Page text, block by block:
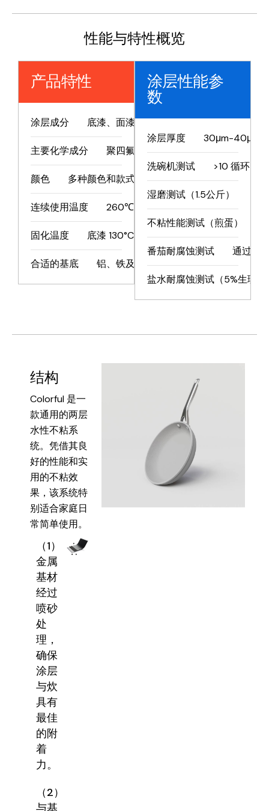
性能与特性概览
产品特性
涂层成分 底漆、面漆、点漆或中漆
主要化学成分 聚四氟乙烯
颜色 多种颜色和款式可选
连续使用温度 260℃/500℉
固化温度 底漆 130°C/266°F 面漆 400°C/752°F
合适的基底 铝、铁及其合金
涂层性能参
数
涂层厚度 30μm-40μm
洗碗机测试 >10 循环
湿磨测试（1.5公斤）
不粘性能测试（煎蛋）
番茄耐腐蚀测试 通过
盐水耐腐蚀测试（5%生理
结构
Colorful 是一
款通用的两层
水性不粘系
统。凭借其良
好的性能和实
用的不粘效
果，该系统特
别适合家庭日
常简单使用。
（1）
金属
基材
经过
喷砂
处
理，
确保
涂层
与炊
具有
最佳
的附
着
力。
（2）
与基